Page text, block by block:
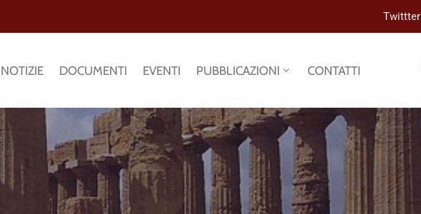
Twittter
NOTIZIE DOCUMENTI EVENTI PUBBLICAZIONI CONTATTI